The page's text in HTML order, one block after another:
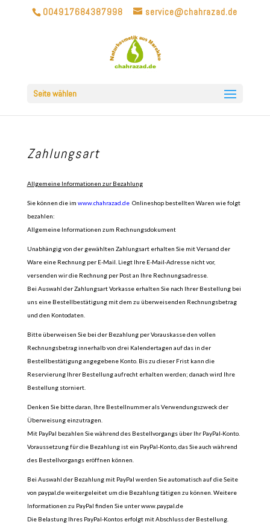
004917684387998 service@chahrazad.de
Seite wählen
Zahlungsart
Allgemeine Informationen zur Bezahlung
Sie können die im www.chahrazad.deOnlineshop bestellten Waren wie folgt
bezahlen:
Allgemeine Informationen zum Rechnungsdokument
Unabhängig von der gewählten Zahlungsart erhalten Sie mit Versand der
Ware eine Rechnung per E-Mail. Liegt Ihre E-Mail-Adresse nicht vor,
versenden wir die Rechnung per Post an Ihre Rechnungsadresse.
Bei Auswahl der Zahlungsart Vorkasse erhalten Sie nach Ihrer Bestellung bei
uns eine Bestellbestätigung mit dem zu überweisenden Rechnungsbetrag
und den Kontodaten.
Bitte überweisen Sie bei der Bezahlung per Vorauskasse den vollen
Rechnungsbetrag innerhalb von drei Kalendertagen auf das in der
Bestellbestätigung angegebene Konto. Bis zu dieser Frist kann die
Reservierung Ihrer Bestellung aufrecht erhalten werden; danach wird Ihre
Bestellung storniert.
Denken Sie bitte daran, Ihre Bestellnummer als Verwendungszweck der
Überweisung einzutragen.
Mit PayPal bezahlen Sie während des Bestellvorgangs über Ihr PayPal-Konto.
Voraussetzung für die Bezahlung ist ein PayPal-Konto, das Sie auch während
des Bestellvorgangs eröffnen können.
Bei Auswahl der Bezahlung mit PayPal werden Sie automatisch auf die Seite
von paypal.de weitergeleitet um die Bezahlung tätigen zu können. Weitere
Informationen zu PayPal finden Sie unter www.paypal.de
Die Belastung Ihres PayPal-Kontos erfolgt mit Abschluss der Bestellung.